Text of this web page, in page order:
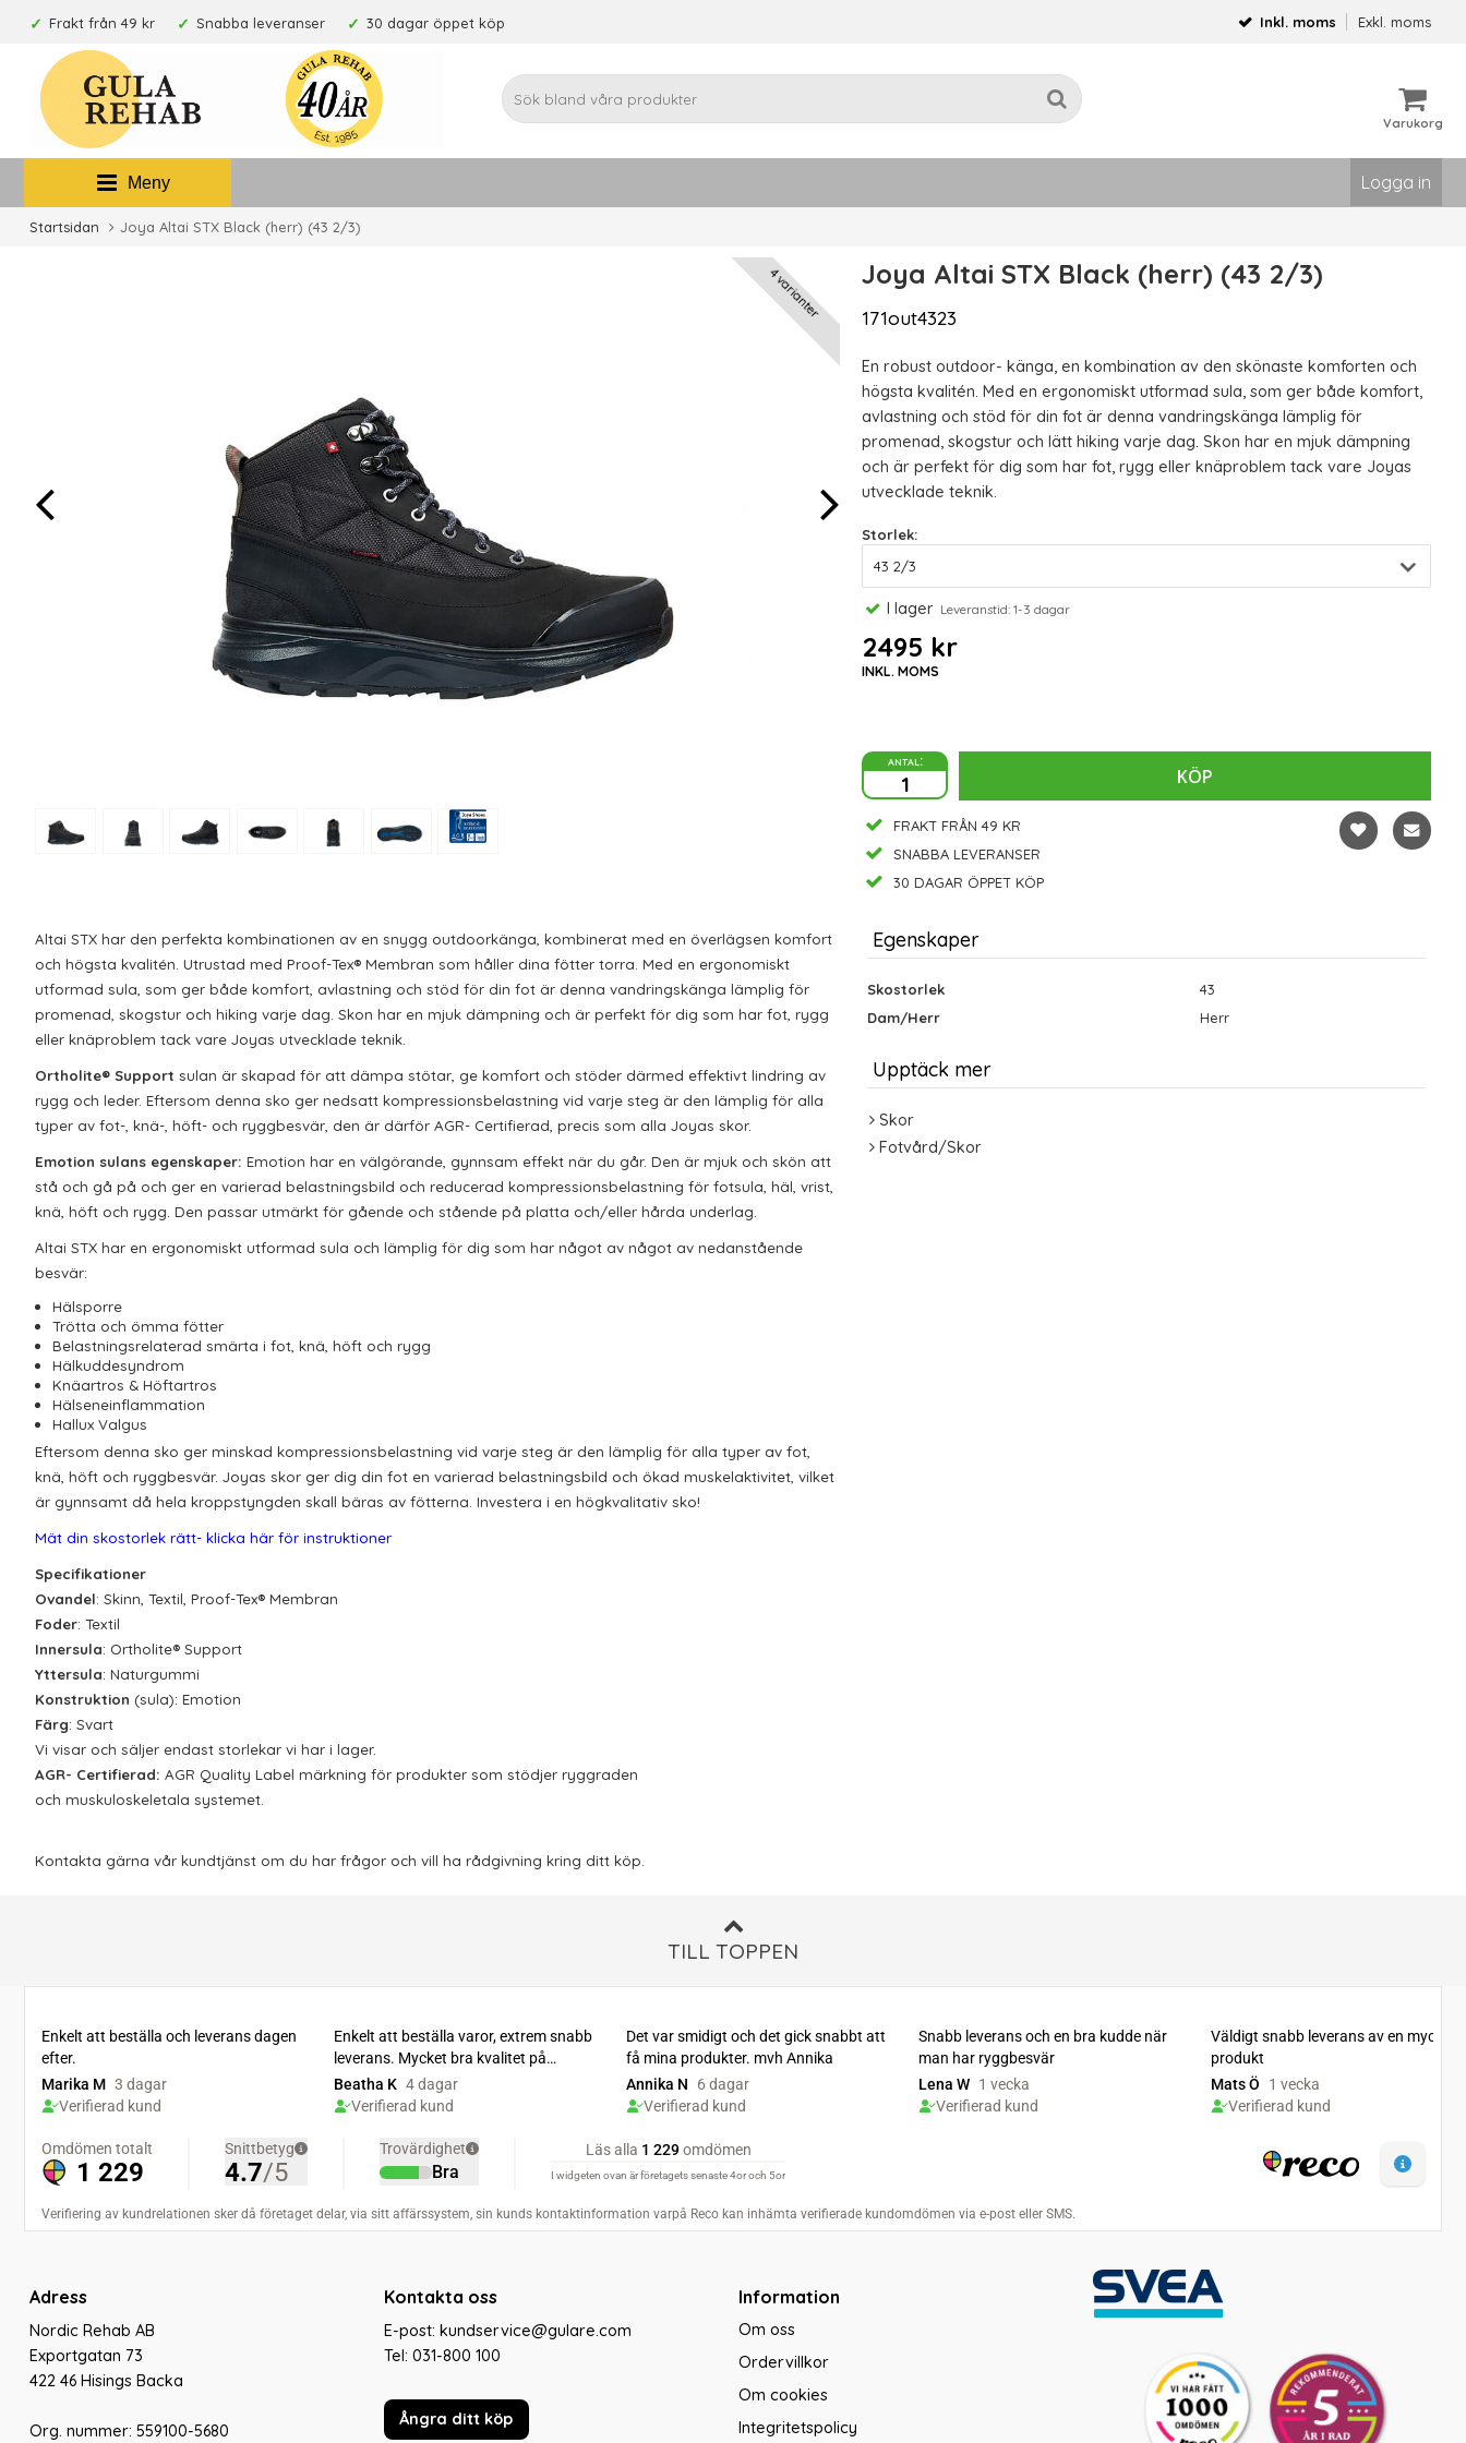
Frakt från 49 kr Snabba leveranser 30 dagar öppet köp Inkl. moms Exkl. moms
Varukorg
Meny Logga in
Startsidan Joya Altai STX Black (herr) (43 2/3)
4 varianter Joya Altai STX Black (herr) (43 2/3)
171out4323
En robust outdoor- känga, en kombination av den skönaste komforten och
högsta kvalitén. Med en ergonomiskt utformad sula, som ger både komfort,
avlastning och stöd för din fot är denna vandringskänga lämplig för
promenad, skogstur och lätt hiking varje dag. Skon har en mjuk dämpning
och är perfekt för dig som har fot, rygg eller knäproblem tack vare Joyas
utvecklade teknik.
Storlek:
I lagerLeveranstid: 1-3 dagar
2495 kr
INKL. MOMS
antal:
KÖP
FRAKT FRÅN 49 KR
SNABBA LEVERANSER
30 DAGAR ÖPPET KÖP
Altai STX har den perfekta kombinationen av en snygg outdoorkänga , kombinerat med en överlägsen komfort
och högsta kvalitén. Utrustad med Proof-Tex® Membran som håller dina fötter torra. Med en ergonomiskt
utformad sula, som ger både komfort, avlastning och stöd för din fot är denna vandringskänga lämplig för
promenad, skogstur och hiking varje dag. Skon har en mjuk dämpning och är perfekt för dig som har fot, rygg
eller knäproblem tack vare Joyas utvecklade teknik.
Ortholite® Support sulan är skapad för att dämpa stötar , ge komfort och stöder därmed effektivt lindring av
rygg och leder. Eftersom denna sko ger nedsatt kompressionsbelastning vid varje steg är den lämplig för alla
typer av fot-, knä-, höft- och ryggbesvär, den är därför AGR- Certifierad, precis som alla Joyas skor.
Emotion sulans egenskaper: Emotion har en välgörande, gynnsam effekt när du går. Den är mjuk och skön att
stå och gå på och ger en varierad belastningsbild och reducerad kompressionsbelastning för fotsula, häl, vrist,
knä, höft och rygg. Den passar utmärkt för gående och stående på platta och/eller hårda underlag.
Altai STX har en ergonomiskt utformad sula och lämplig för dig som har något av något av nedanstående
besvär:
Hälsporre
Trötta och ömma fötter
Belastningsrelaterad smärta i fot, knä, höft och rygg
Hälkuddesyndrom
Knäartros & Höftartros
Hälseneinflammation
Hallux Valgus
Eftersom denna sko ger minskad kompressionsbelastning vid varje steg är den lämplig för alla typer av fot,
knä, höft och ryggbesvär. Joyas skor ger dig din fot en varierad belastningsbild och ökad muskelaktivitet , vilket
är gynnsamt då hela kroppstyngden skall bäras av fötterna. Investera i en högkvalitativ sko!
Mät din skostorlek rätt- klicka här för instruktioner
Specifikationer
Ovandel: Skinn, Textil, Proof-Tex® Membran
Foder: Textil
Innersula: Ortholite® Support
Yttersula: Naturgummi
Konstruktion (sula): Emotion
Färg: Svart
Vi visar och säljer endast storlekar vi har i lager.
AGR- Certifierad: AGR Quality Label märkning för produkter som stödjer ryggraden
och muskuloskeletala systemet
Kontakta gärna vår kundtjänst om du har frågor och vill ha rådgivning kring ditt köp.
Egenskaper
Skostorlek
43
Dam/Herr
Herr
Upptäck mer
Skor
Fotvård/Skor
TILL TOPPEN
Adress
Nordic Rehab AB
Exportgatan 73
422 46 Hisings Backa
Org. nummer: 559100-5680
Kontakta oss
E-post: kundservice@gulare.com
Tel: 031-800 100
Ångra ditt köp
Information
Om oss
Ordervillkor
Om cookies
Integritetspolicy